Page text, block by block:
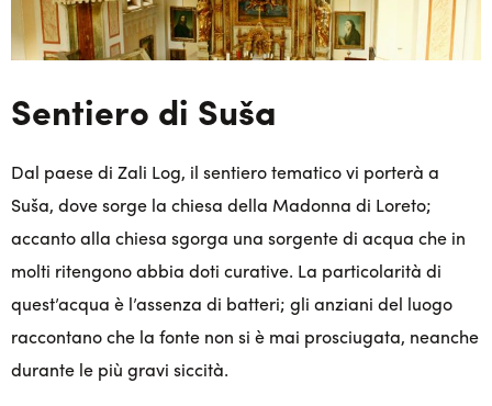
Sentiero di Suša
Dal paese di Zali Log, il sentiero tematico vi porterà a
Suša, dove sorge la chiesa della Madonna di Loreto;
accanto alla chiesa sgorga una sorgente di acqua che in
molti ritengono abbia doti curative. La particolarità di
quest’acqua è l’assenza di batteri; gli anziani del luogo
raccontano che la fonte non si è mai prosciugata, neanche
durante le più gravi siccità.